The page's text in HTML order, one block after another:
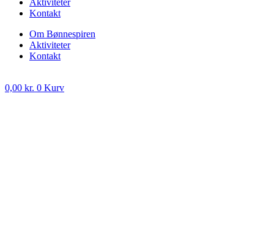
Aktiviteter
Kontakt
Om Bønnespiren
Aktiviteter
Kontakt
0,00 kr. 0 Kurv